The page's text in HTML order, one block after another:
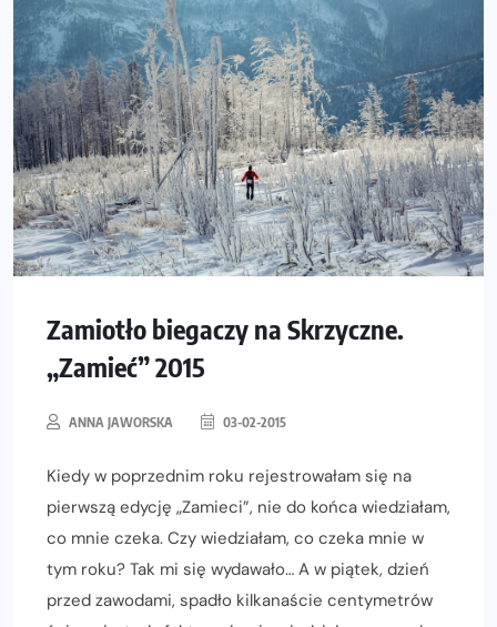
Zamiotło biegaczy na Skrzyczne.
„Zamieć” 2015
ANNA JAWORSKA 03-02-2015
Kiedy w poprzednim roku rejestrowałam się na
pierwszą edycję „Zamieci”, nie do końca wiedziałam,
co mnie czeka. Czy wiedziałam, co czeka mnie w
tym roku? Tak mi się wydawało… A w piątek, dzień
przed zawodami, spadło kilkanaście centymetrów